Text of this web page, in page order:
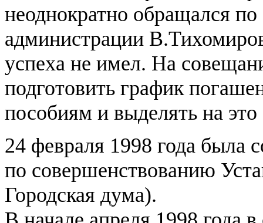
неоднократно обращался
администрации
успеха не имел. На
подготовить график
пособиям и выделять на
24 февраля 1998 года была
по совершенствованию
Городская дума).